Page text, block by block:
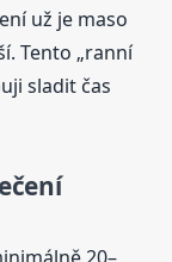
už je maso
Tento „ranní
sladit čas